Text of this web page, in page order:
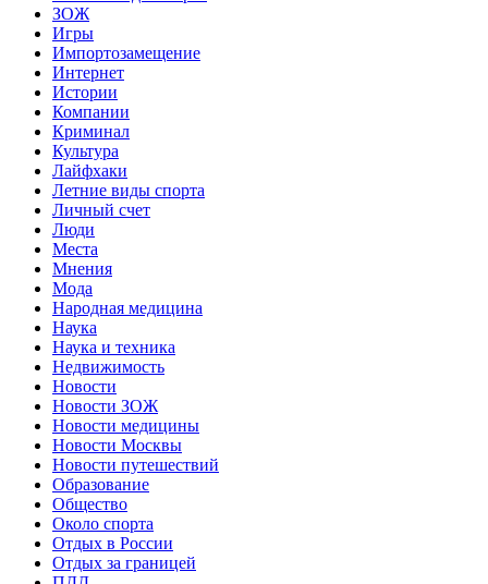
ЗОЖ
Игры
Импортозамещение
Интернет
Истории
Компании
Криминал
Культура
Лайфхаки
Летние виды спорта
Личный счет
Люди
Места
Мнения
Мода
Народная медицина
Наука
Наука и техника
Недвижимость
Новости
Новости ЗОЖ
Новости медицины
Новости Москвы
Новости путешествий
Образование
Общество
Около спорта
Отдых в России
Отдых за границей